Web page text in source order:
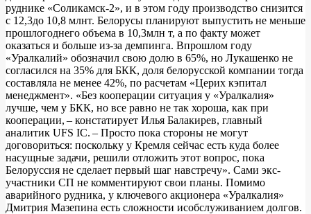
руднике «Соликамск‑2», и в этом году производство снизится
с 12,3до 10,8 млнт. Белорусы планируют выпустить не меньше
прошлогоднего объема в 10,3млн т, а по факту может
оказаться и больше из-за демпинга. Впрошлом году
«Уралкалий» обозначил свою долю в 65%, но Лукашенко не
согласился на 35% для БКК, доля белорусской компании тогда
составляла не менее 42%, по расчетам «Церих кэпитал
менеджмент». «Без кооперации ситуация у «Уралкалия»
лучше, чем у БКК, но все равно не так хороша, как при
кооперации, – констатирует Илья Балакирев, главный
аналитик UFS IC. – Просто пока стороны не могут
договориться: поскольку у Кремля сейчас есть куда более
насущные задачи, решили отложить этот вопрос, пока
Белоруссия не сделает первый шаг навстречу». Сами экс-
участники СП не комментируют свои планы. Помимо
аварийного рудника, у ключевого акционера «Уралкалия»
Дмитрия Мазепина есть сложности исобслуживанием долгов.